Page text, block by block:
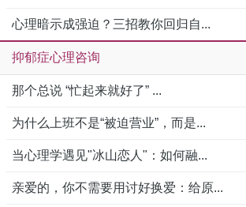
心理暗示成强迫？三招教你回归自...
抑郁症心理咨询
那个总说 “忙起来就好了” ...
为什么上班不是“被迫营业”，而是...
当心理学遇见"冰山恋人"：如何融...
亲爱的，你不需要用讨好换爱：给原...